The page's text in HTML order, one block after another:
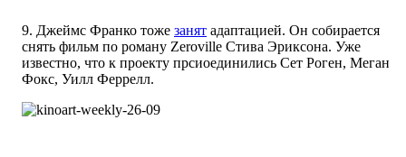
9. Джеймс Франко тоже занят адаптацией. Он собирается
снять фильм по роману Zeroville Стива Эриксона. Уже
известно, что к проекту прсиоединились Сет Роген, Меган
Фокс, Уилл Феррелл.